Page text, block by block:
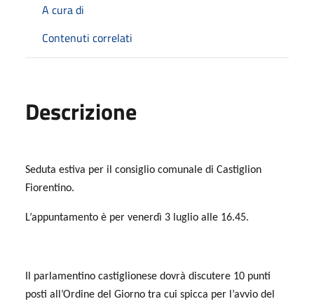
A cura di
Contenuti correlati
Descrizione
Seduta estiva per il consiglio comunale di Castiglion
Fiorentino.
L’appuntamento è per venerdì 3 luglio alle 16.45.
Il parlamentino castiglionese dovrà discutere 10 punti
posti all’Ordine del Giorno tra cui spicca per l’avvio del